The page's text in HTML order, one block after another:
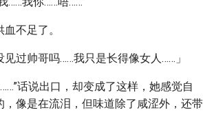
不足了。
见过帅哥吗……我只是长得像女人……」
话说出口，却变成了这样，她感觉自
，像是在流泪，但味道除了咸涩外，还带